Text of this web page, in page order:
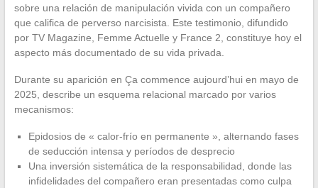
sobre una relación de manipulación vivida con un compañero
que califica de perverso narcisista. Este testimonio, difundido
por TV Magazine, Femme Actuelle y France 2, constituye hoy el
aspecto más documentado de su vida privada.
Durante su aparición en Ça commence aujourd’hui en mayo de
2025, describe un esquema relacional marcado por varios
mecanismos:
Epidosios de « calor-frío en permanente », alternando fases
de seducción intensa y períodos de desprecio
Una inversión sistemática de la responsabilidad, donde las
infidelidades del compañero eran presentadas como culpa